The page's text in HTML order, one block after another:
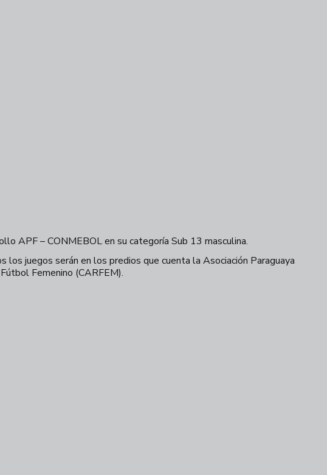
APF – CONMEBOL en su categoría Sub 13 masculina.
juegos serán en los predios que cuenta la Asociación Paraguaya
Femenino (CARFEM).